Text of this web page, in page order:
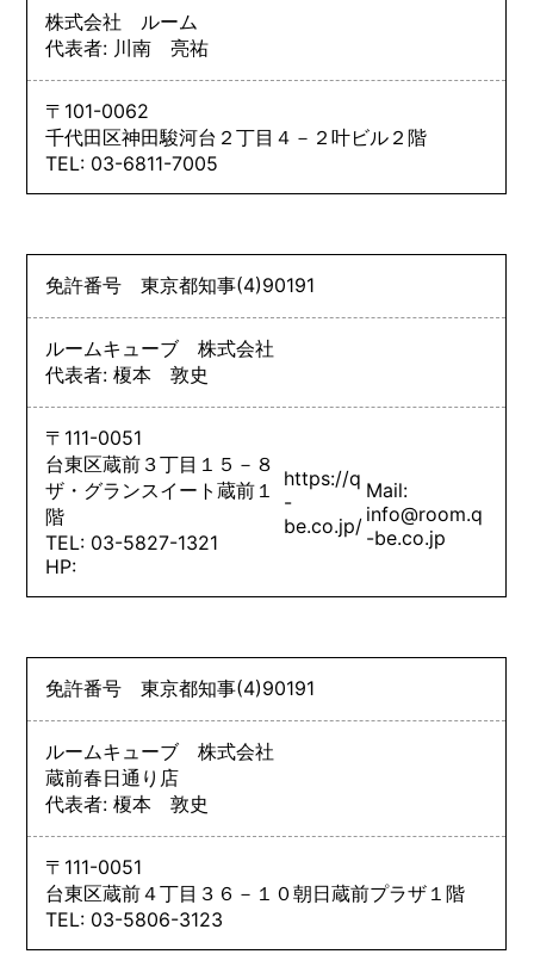
株式会社 ルーム
代表者: 川南 亮祐
〒101-0062
千代田区神田駿河台２丁目４－２叶ビル２階
TEL: 03-6811-7005
免許番号東京都知事(4)90191
ルームキューブ 株式会社
代表者: 榎本 敦史
〒111-0051
台東区蔵前３丁目１５－８
ザ・グランスイート蔵前１
階
TEL: 03-5827-1321
HP:
https://q
-
be.co.jp/
Mail:
info@room.q
-be.co.jp
免許番号東京都知事(4)90191
ルームキューブ 株式会社
蔵前春日通り店
代表者: 榎本 敦史
〒111-0051
台東区蔵前４丁目３６－１０朝日蔵前プラザ１階
TEL: 03-5806-3123